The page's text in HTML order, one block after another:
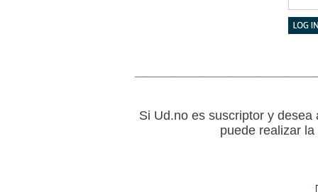
Si Ud.no es suscriptor y
puede realizar